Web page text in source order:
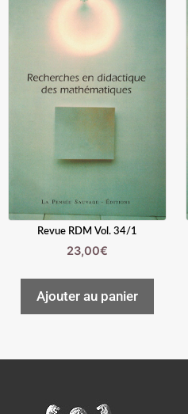
Revue RDM Vol. 34/1
23,00€
Ajouter au panier